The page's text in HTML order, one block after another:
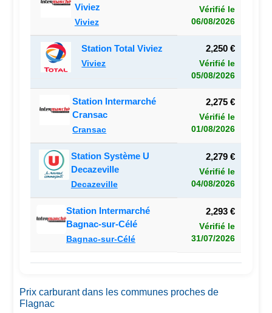
Viviez
Viviez
Vérifié le
06/08/2026
Station Total Viviez
Viviez
2,250 €
Vérifié le
05/08/2026
Station Intermarché
Cransac
Cransac
2,275 €
Vérifié le
01/08/2026
Station Système U
Decazeville
Decazeville
2,279 €
Vérifié le
04/08/2026
Station Intermarché
Bagnac-sur-Célé
Bagnac-sur-Célé
2,293 €
Vérifié le
31/07/2026
Prix carburant dans les communes proches de
Flagnac